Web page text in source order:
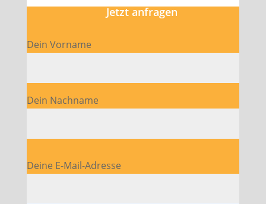
Jetzt anfragen
Dein Vorname
Dein Nachname
Bitte lasse dieses Feld leer.
Deine E-Mail-Adresse